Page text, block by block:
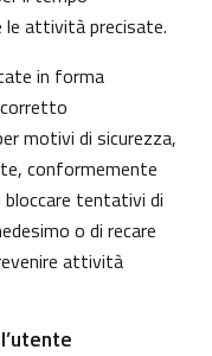
attività precisate.
in forma
motivi di sicurezza,
conformemente
tentativi di
o di recare
attività